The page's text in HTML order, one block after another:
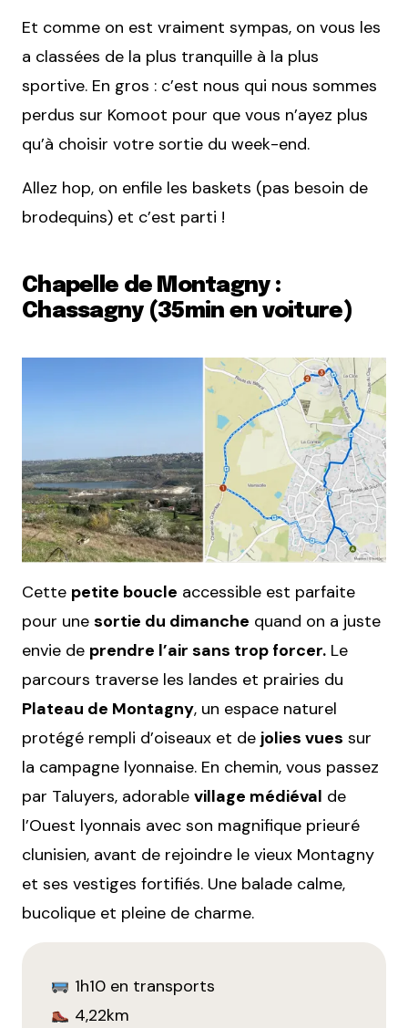
Et comme on est vraiment sympas, on vous les
a classées de la plus tranquille à la plus
sportive. En gros : c’est nous qui nous sommes
perdus sur Komoot pour que vous n’ayez plus
qu’à choisir votre sortie du week-end.
Allez hop, on enfile les baskets (pas besoin de
brodequins) et c’est parti !
Chapelle de Montagny :
Chassagny (35min en voiture)
Cette petite boucle accessible est parfaite
pour une sortie du dimanche quand on a juste
envie de prendre l’air sans trop forcer. Le
parcours traverse les landes et prairies du
Plateau de Montagny, un espace naturel
protégé rempli d’oiseaux et de jolies vues sur
la campagne lyonnaise. En chemin, vous passez
par Taluyers, adorable village médiéval de
l’Ouest lyonnais avec son magnifique prieuré
clunisien, avant de rejoindre le vieux Montagny
et ses vestiges fortifiés. Une balade calme,
bucolique et pleine de charme.
1h10 en transports
4,22km